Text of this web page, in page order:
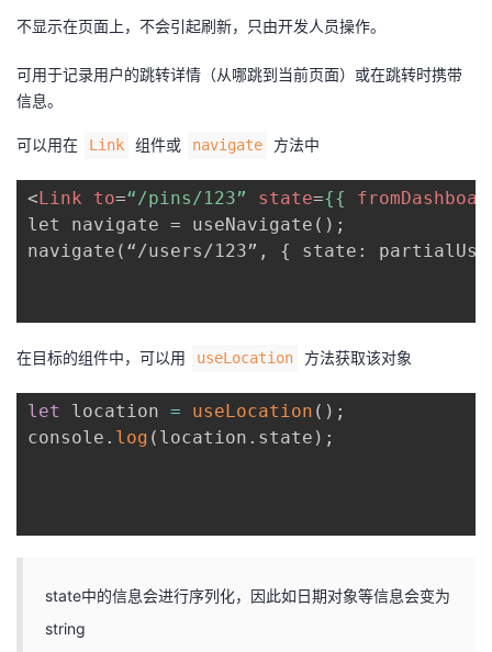
不显示在页面上，不会引起刷新，只由开发人员操作。
可用于记录用户的跳转详情（从哪跳到当前页面）或在跳转时携带
信息。
可以用在 Link 组件或 navigate 方法中
<Link to=“/pins/123” state={{
let navigate = useNavigate();
navigate(“/users/123”, { state:
在目标的组件中，可以用 useLocation 方法获取该对象
let location = useLocation ( ) ;
console . log ( location . state ) ;
state中的信息会进行序列化，因此如日期对象等信息会变为
string